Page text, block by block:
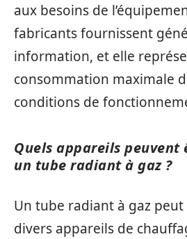
aux besoins de
fabricants fournissent
information, et elle
consommation maximale
conditions de
Quels appareils peuvent
un tube radiant à gaz ?
Un tube radiant à gaz
divers appareils de